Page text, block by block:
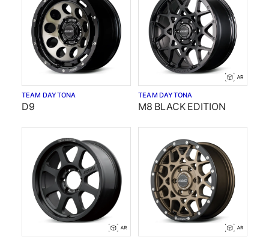
TEAM DAYTONA
D9
TEAM DAYTONA
M8 BLACK EDITION